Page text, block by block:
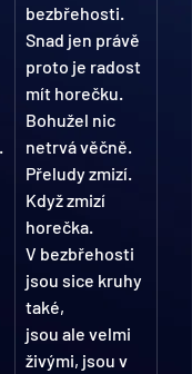
bezbřehosti.
Snad jen právě
proto je radost
mít horečku.
Bohužel nic
netrvá věčně.
Přeludy zmizí.
Když zmizí
horečka.
V bezbřehosti
jsou sice kruhy
také,
jsou ale velmi
živými, jsou v